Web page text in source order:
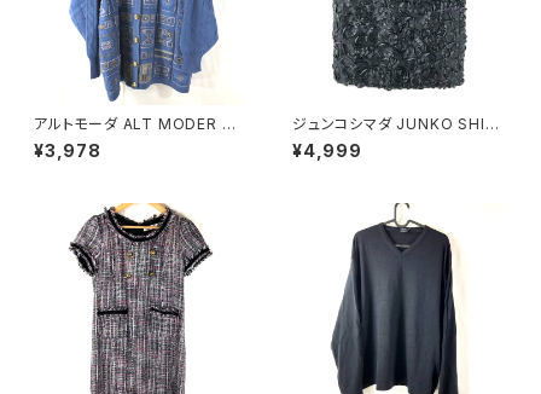
アルトモーダ ALT MODER カ
ーディガン 金ボタン ニット 青系
Fサイズ 900698
¥3,978
ジュンコシマダ JUNKO SHIM
ADA スカート リボン シースル
ー タグ付き 黒 40サイズ 9214
¥4,999